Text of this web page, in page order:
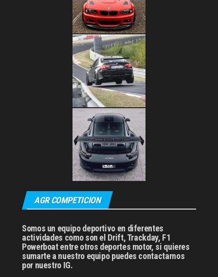
AGR COMPETICION
Somos un equipo deportivo en diferentes
actividades como son el Drift, Trackday, F1
Powerboat entre otros deportes motor, si quieres
sumarte a nuestro equipo puedes contactarnos
por nuestro IG.